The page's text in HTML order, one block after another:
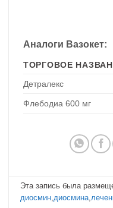
Аналоги Вазокет:
ТОРГОВОЕ
Детралекс
Флебодиа 600 мг
Эта запись была
диосмин,диосмина,